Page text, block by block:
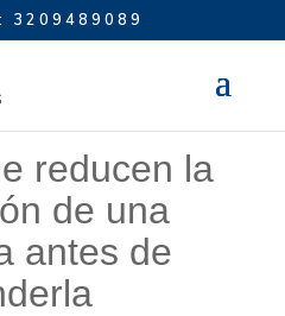
3209489089
reducen la
de una
antes de